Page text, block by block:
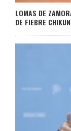
LOMAS DE
DE FIEBRE